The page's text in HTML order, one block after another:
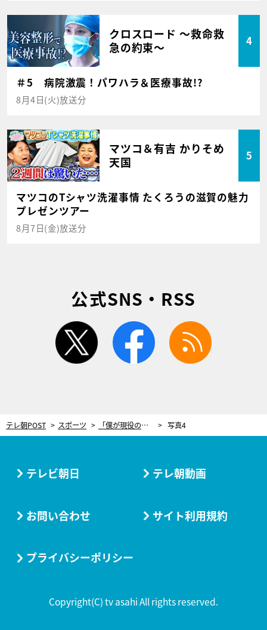
クロスロード ～救命救
急の約束～
4
＃5 病院激震！パワハラ＆医療事故!?
8月4日(火)放送分
マツコ＆有吉 かりそめ
天国
5
マツコのTシャツ洗濯事情 たくろうの滋賀の魅力
プレゼンツアー
8月7日(金)放送分
公式SNS・RSS
twitter facebook
テレ朝POST スポーツ 「僕が現役の間に…」棚橋弘至、まもなく引退の時。新日本プロレスを復活させた男が叶えたい“最後の夢” 写真4
テレビ朝日 テレ朝動画
お問い合わせ サイト利用規約
プライバシーポリシー
Copyright(C) tv asahi All rights reserved.